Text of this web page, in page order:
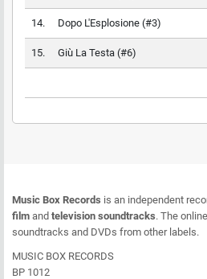
14. Dopo L'Esplosione (#3)
15. Giù La Testa (#6)
Music Box Records is an independent
film and television soundtracks. The
soundtracks and DVDs from other labels.
MUSIC BOX RECORDS
BP 1012